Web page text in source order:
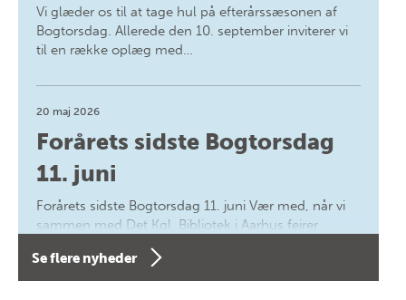
Vi glæder os til at tage hul på efterårssæsonen af
Bogtorsdag. Allerede den 10. september inviterer vi
til en række oplæg med…
20 maj 2026
Forårets sidste Bogtorsdag
11. juni
Forårets sidste Bogtorsdag 11. juni Vær med, når vi
sammen med Det Kgl. Bibliotek i Aarhus fejrer
forfatterne bag vores nyes…
Se flere nyheder